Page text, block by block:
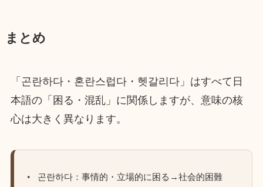
まとめ
「곤란하다・혼란스럽다・헷갈리다」はすべて日
本語の「困る・混乱」に関係しますが、意味の核
心は大きく異なります。
곤란하다：事情的・立場的に困る→社会的困難